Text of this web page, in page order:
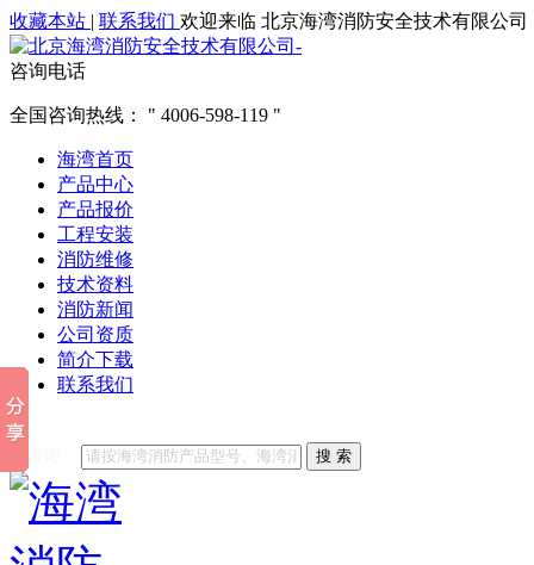
收藏本站 | 联系我们 欢迎来临 北京海湾消防安全技术有限公司
咨询电话
全国咨询热线： 4006-598-119
海湾首页
产品中心
产品报价
工程安装
消防维修
技术资料
消防新闻
公司资质
简介下载
联系我们
他们都在搜索:
搜 索